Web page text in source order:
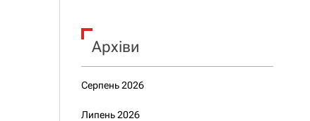
Архіви
Серпень 2026
Липень 2026